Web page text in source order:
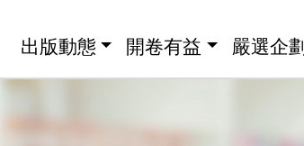
出版動態 開卷有益 嚴選企劃